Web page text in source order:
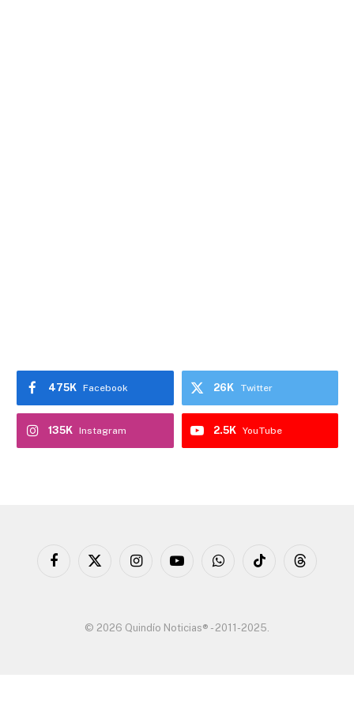
Facebook
475K Twitter
26K
Instagram
135K YouTube
2.5K
Facebook
X
InstagramYouTubeWhatsAppTikTok Threads
© 2026 Quindío Noticias® - 2011-2025.